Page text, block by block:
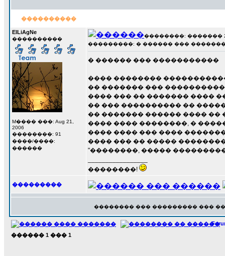
����������
ElLiAgNe
����������
M���� ���: Aug 21,
2006
��������: 91
����/����:
������
��������: ������� 22
���������: � ������ ���
� ������ ��� �����������
���� ��������
�� ������� ���
���� ��� �� ������� ����
�� ��� ���������� ��
�� ������� ������ ���� ��
���� ���� ��������, �
���� ���� ��� ����
���� ��� �� �����
"��������, �����
��������!
���������
�������� ��� ��������� ���
������ 1 ��� 1